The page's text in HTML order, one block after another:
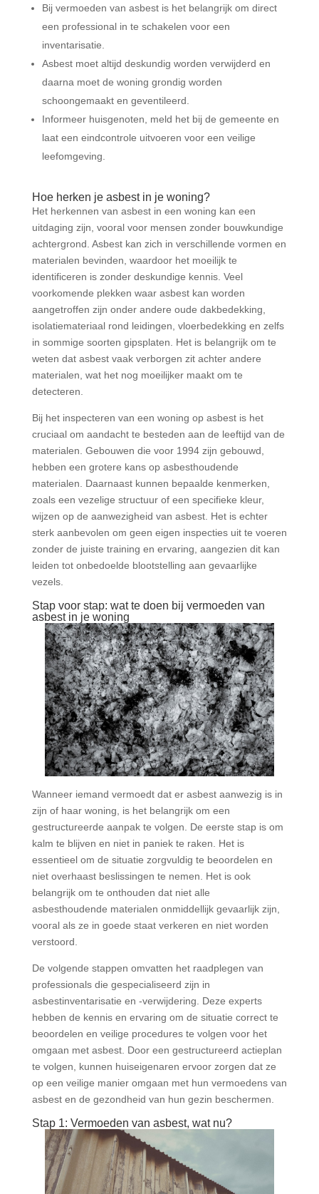
Bij vermoeden van asbest is het belangrijk om direct
een professional in te schakelen voor een
inventarisatie.
Asbest moet altijd deskundig worden verwijderd en
daarna moet de woning grondig worden
schoongemaakt en geventileerd.
Informeer huisgenoten, meld het bij de gemeente en
laat een eindcontrole uitvoeren voor een veilige
leefomgeving.
Hoe herken je asbest in je woning?
Het herkennen van asbest in een woning kan een
uitdaging zijn, vooral voor mensen zonder bouwkundige
achtergrond. Asbest kan zich in verschillende vormen en
materialen bevinden, waardoor het moeilijk te
identificeren is zonder deskundige kennis. Veel
voorkomende plekken waar asbest kan worden
aangetroffen zijn onder andere oude dakbedekking,
isolatiemateriaal rond leidingen, vloerbedekking en zelfs
in sommige soorten gipsplaten. Het is belangrijk om te
weten dat asbest vaak verborgen zit achter andere
materialen, wat het nog moeilijker maakt om te
detecteren.
Bij het inspecteren van een woning op asbest is het
cruciaal om aandacht te besteden aan de leeftijd van de
materialen. Gebouwen die voor 1994 zijn gebouwd,
hebben een grotere kans op asbesthoudende
materialen. Daarnaast kunnen bepaalde kenmerken,
zoals een vezelige structuur of een specifieke kleur,
wijzen op de aanwezigheid van asbest. Het is echter
sterk aanbevolen om geen eigen inspecties uit te voeren
zonder de juiste training en ervaring, aangezien dit kan
leiden tot onbedoelde blootstelling aan gevaarlijke
vezels.
Stap voor stap: wat te doen bij vermoeden van
asbest in je woning
Wanneer iemand vermoedt dat er asbest aanwezig is in
zijn of haar woning, is het belangrijk om een
gestructureerde aanpak te volgen. De eerste stap is om
kalm te blijven en niet in paniek te raken. Het is
essentieel om de situatie zorgvuldig te beoordelen en
niet overhaast beslissingen te nemen. Het is ook
belangrijk om te onthouden dat niet alle
asbesthoudende materialen onmiddellijk gevaarlijk zijn,
vooral als ze in goede staat verkeren en niet worden
verstoord.
De volgende stappen omvatten het raadplegen van
professionals die gespecialiseerd zijn in
asbestinventarisatie en -verwijdering. Deze experts
hebben de kennis en ervaring om de situatie correct te
beoordelen en veilige procedures te volgen voor het
omgaan met asbest. Door een gestructureerd actieplan
te volgen, kunnen huiseigenaren ervoor zorgen dat ze
op een veilige manier omgaan met hun vermoedens van
asbest en de gezondheid van hun gezin beschermen.
Stap 1: Vermoeden van asbest, wat nu?